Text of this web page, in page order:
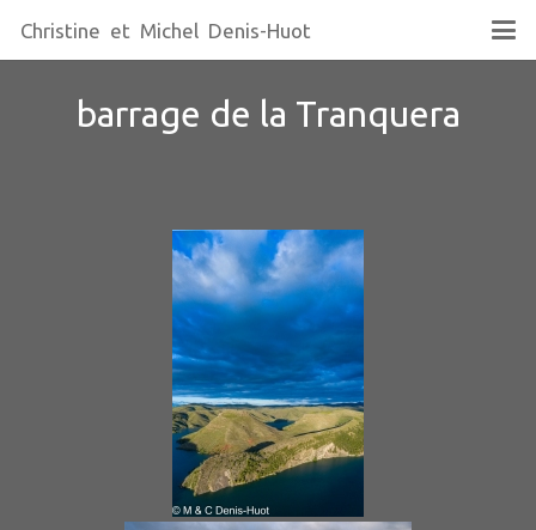
Christine et Michel Denis-Huot
barrage de la Tranquera